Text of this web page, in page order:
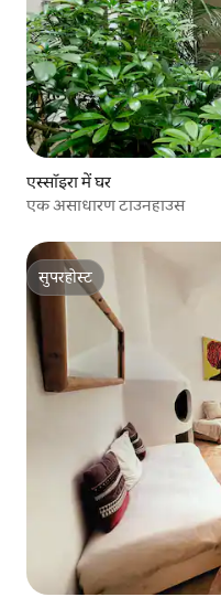
एस्सॉइरा में घर
एक असाधारण टाउनहाउस
सुपरहोस्ट
सुपरहोस्ट